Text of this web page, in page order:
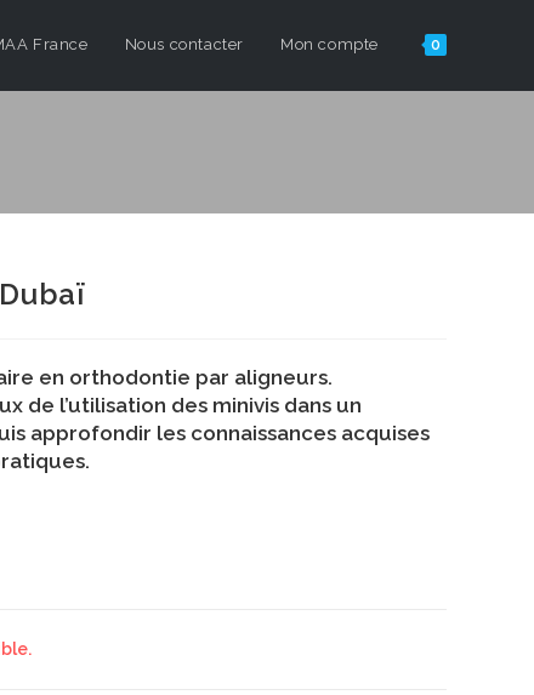
France Nous contacter Mon compte 0
en orthodontie par aligneurs.
de l’utilisation des minivis dans un
approfondir les connaissances acquises